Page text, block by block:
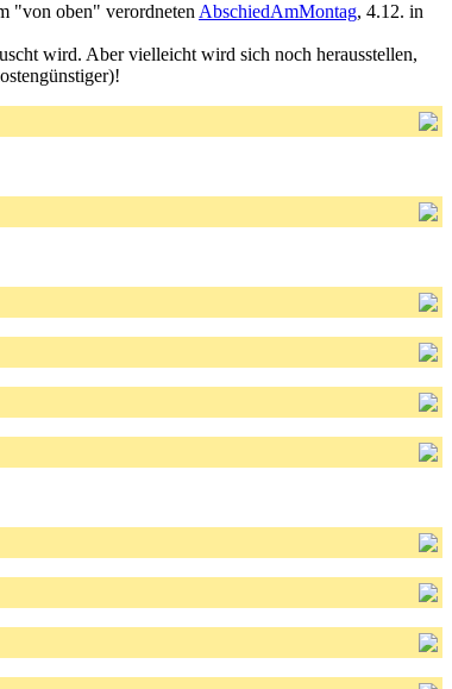
"von oben" verordneten AbschiedAmMontag, 4.12. in
wird. Aber vielleicht wird sich noch herausstellen,